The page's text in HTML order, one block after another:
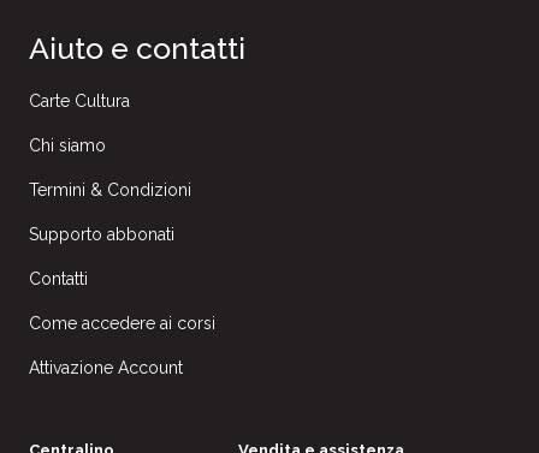
Aiuto e contatti
Carte Cultura
Chi siamo
Termini & Condizioni
Supporto abbonati
Contatti
Come accedere ai corsi
Attivazione Account